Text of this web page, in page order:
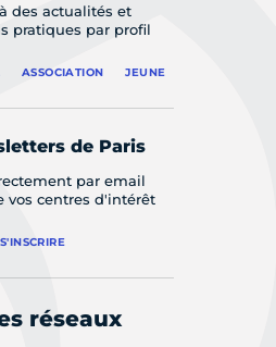
des actualités et
pratiques par profil
ASSOCIATION JEUNE
de Paris
par email
vos centres d'intérêt
S'INSCRIRE
réseaux